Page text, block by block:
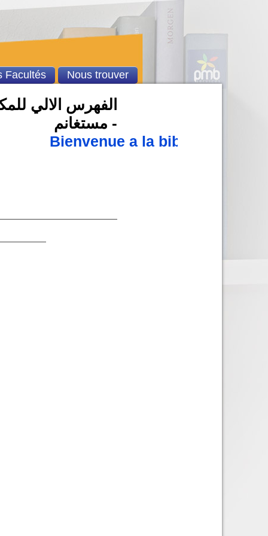
الفهرس الالي
- مستغانم
Bienvenue a la bibliothèque
Facultés Nous trouver